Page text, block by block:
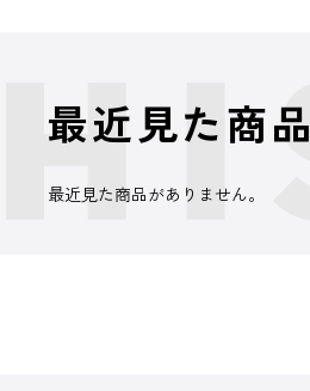
最近見た商品
最近見た商品がありません。